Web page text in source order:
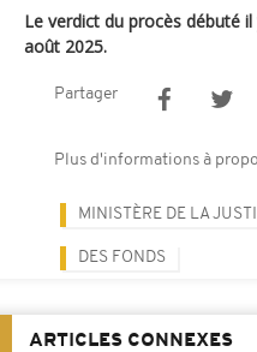
Le verdict du procès débuté
août 2025.
Partager
Plus d'informations à
MINISTÈRE DE LA
DES FONDS
ARTICLES CONNEXES